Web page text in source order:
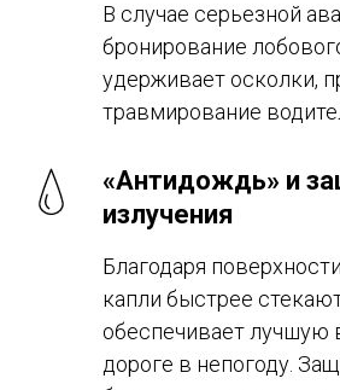
В случае серьезной
бронирование
удерживает осколки,
травмирование
«Антидождь» и
излучения
Благодаря
капли быстрее
обеспечивает лучшую
дороге в непогоду.